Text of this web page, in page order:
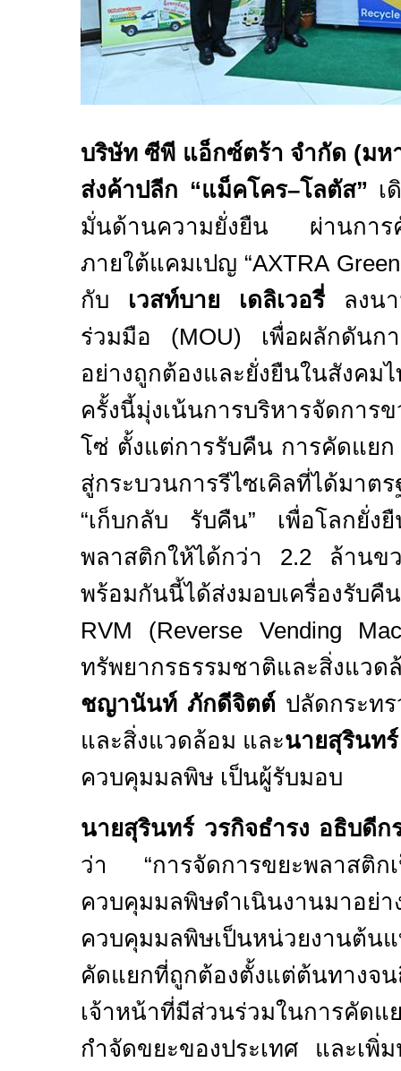
บริษัท ซีพี แอ็กซ์ตร้า จำกัด (มห
ส่งค้าปลีก “แม็คโคร–โลตัส” เ
มั่นด้านความยั่งยืน ผ่านการคั
ภายใต้แคมเปญ “AXTRA
กับ เวสท์บาย เดลิเวอรี่ลงนา
ร่วมมือ (MOU) เพื่อผลักดันก
อย่างถูกต้องและยั่งยืนในสังค
ครั้งนี้มุ่งเน้นการบริหารจัดการ
โซ่ ตั้งแต่การรับคืน การคัดแยก
สู่กระบวนการรีไซเคิลที่ได้มาต
“เก็บกลับ รับคืน” เพื่อโลกยั่ง
พลาสติกให้ได้กว่า 2.2ล้านข
พร้อมกันนี้ได้ส่งมอบเครื่องรับ
RVM
(Reverse Vending
ทรัพยากรธรรมชาติและสิ่งแ
ชญานันท์ ภักดีจิตต์ ปลัดกระท
และสิ่งแวดล้อม และนายสุรินท
ควบคุมมลพิษ เป็นผู้รับมอบ
นายสุรินทร์ วรกิจธำรง อธิบดี
ว่า “การจัดการขยะพลาสติก
ควบคุมมลพิษดำเนินงานมาอ
ควบคุมมลพิษเป็นหน่วยงานต้นแ
คัดแยกที่ถูกต้องตั้งแต่ต้นทางจ
เจ้าหน้าที่มีส่วนร่วมในการคัดแ
กำจัดขยะของประเทศ และเพิ่